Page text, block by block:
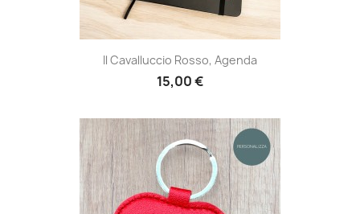
Il Cavalluccio Rosso, Agenda
15,00 €